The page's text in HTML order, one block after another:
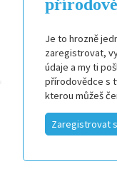
Je to hrozně
zaregistrovat,
údaje a my ti
přírodovědce s
kterou můžeš
Zaregistrovat